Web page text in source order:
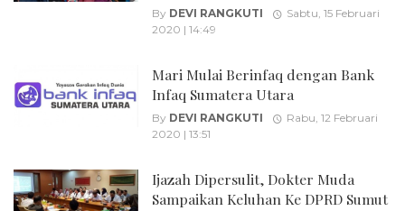
By DEVI RANGKUTI
Sabtu, 15 Februari
2020 | 14:49
Mari Mulai Berinfaq dengan Bank
Infaq Sumatera Utara
By DEVI RANGKUTI
Rabu, 12 Februari
2020 | 13:51
Ijazah Dipersulit, Dokter Muda
Sampaikan Keluhan Ke DPRD Sumut